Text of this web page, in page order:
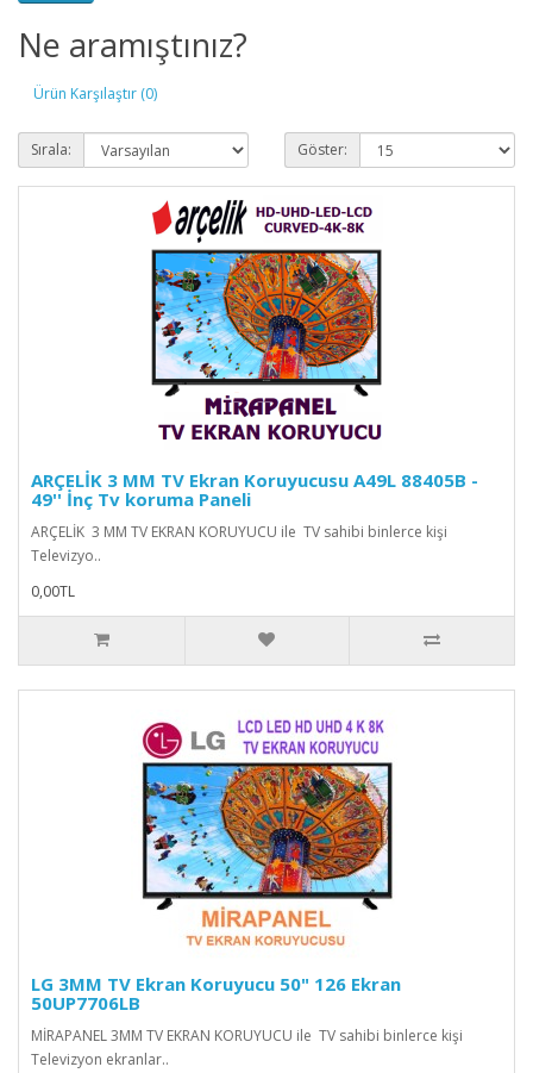
Ne aramıştınız?
Ürün Karşılaştır (0)
Sırala: Göster:
ARÇELİK 3 MM TV Ekran Koruyucusu A49L 88405B -
49'' İnç Tv koruma Paneli
ARÇELİK 3 MM TV EKRAN KORUYUCU ile TV sahibi binlerce kişi
Televizyo..
0,00TL
LG 3MM TV Ekran Koruyucu 50" 126 Ekran
50UP7706LB
MİRAPANEL 3MM TV EKRAN KORUYUCU ile TV sahibi binlerce kişi
Televizyon ekranlar..